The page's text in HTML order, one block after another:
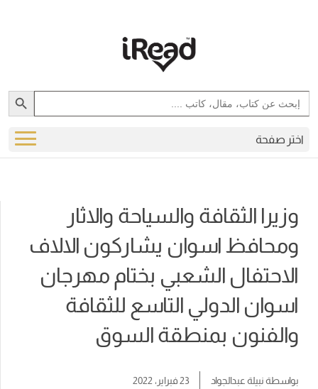
Search
for:
Search Button
اختر صفحة
وزيرا الثقافة والسياحة والاثار
ومحافظ اسوان يشاركون الالاف
الاحتفال الشعبي بختام مهرجان
اسوان الدولي التاسع للثقافة
والفنون بمنطقة السوق
بواسطةنبيلة عبدالجواد 23 فبراير، 2022